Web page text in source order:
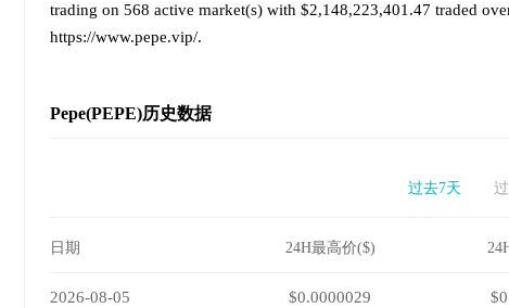
trading on 568 active market(s) with $2,148,223,401.47 traded
https://www.pepe.vip/.
Pepe(PEPE)历史数据
过去7天
日期 24H最高价($)
2026-08-05 $0.0000029